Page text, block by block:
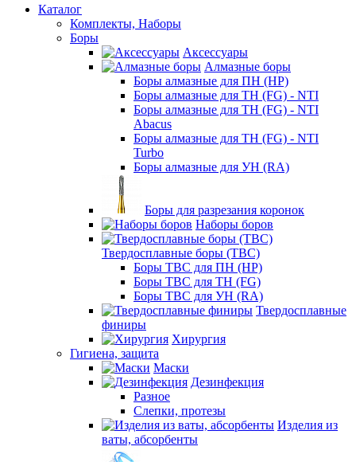
Каталог
Комплекты, Наборы
Боры
Аксессуары
Алмазные боры
Боры алмазные для ПН (HP)
Боры алмазные для ТН (FG) - NTI
Боры алмазные для ТН (FG) - NTI
Abacus
Боры алмазные для ТН (FG) - NTI
Turbo
Боры алмазные для УН (RA)
Боры для разрезания коронок
Наборы боров
Твердосплавные боры (ТВС)
Боры ТВС для ПН (HP)
Боры ТВС для ТН (FG)
Боры ТВС для УН (RA)
Твердосплавные
финиры
Хирургия
Гигиена, защита
Маски
Дезинфекция
Разное
Слепки, протезы
Изделия из
ваты, абсорбенты